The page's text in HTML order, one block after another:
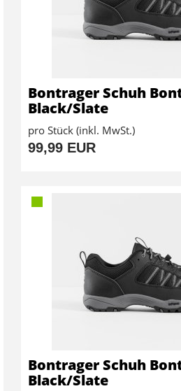
Bontrager Schuh
Black/Slate
pro Stück (inkl. MwSt.)
99,99 EUR
Bontrager Schuh
Black/Slate